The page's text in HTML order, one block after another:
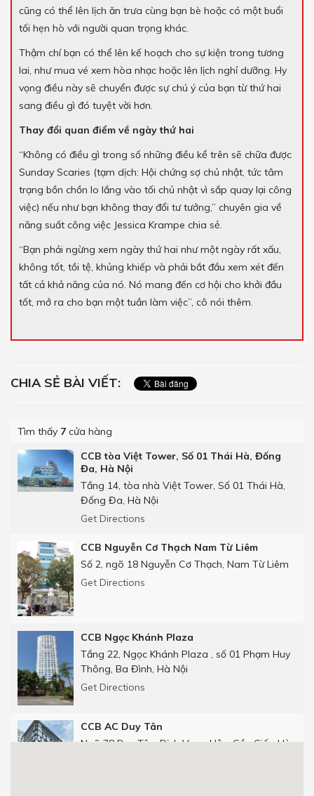
cũng có thể lên lịch ăn trưa cùng bạn bè hoặc có một buổi
tối hẹn hò với người quan trọng khác.
Thậm chí bạn có thể lên kế hoạch cho sự kiện trong tương
lai, như mua vé xem hòa nhạc hoặc lên lịch nghỉ dưỡng. Hy
vọng điều này sẽ chuyển được sự chú ý của bạn từ thứ hai
sang điều gì đó tuyệt vời hơn.
Thay đổi quan điểm về ngày thứ hai
“Không có điều gì trong số những điều kể trên sẽ chữa được
Sunday Scaries (tạm dịch: Hội chứng sợ chủ nhật, tức tâm
trạng bồn chồn lo lắng vào tối chủ nhật vì sắp quay lại công
việc) nếu như bạn không thay đổi tư tưởng,” chuyên gia về
năng suất công việc Jessica Krampe chia sẻ.
“Bạn phải ngừng xem ngày thứ hai như một ngày rất xấu,
không tốt, tồi tệ, khủng khiếp và phải bắt đầu xem xét đến
tất cả khả năng của nó. Nó mang đến cơ hội cho khởi đầu
tốt, mở ra cho bạn một tuần làm việc”, cô nói thêm.
CHIA SẺ BÀI VIẾT:
Tìm thấy 7 cửa hàng
CCB tòa Việt Tower, Số 01 Thái Hà, Đống
Đa, Hà Nội
Tầng 14, tòa nhà Việt Tower, Số 01 Thái Hà,
Đống Đa, Hà Nội
Get Directions
CCB Nguyễn Cơ Thạch Nam Từ Liêm
Số 2, ngõ 18 Nguyễn Cơ Thạch, Nam Từ Liêm
Get Directions
CCB Ngọc Khánh Plaza
Tầng 22, Ngọc Khánh Plaza , số 01 Phạm Huy
Thông, Ba Đình, Hà Nội
Get Directions
CCB AC Duy Tân
Ngõ 78 Duy Tân, Dịch Vọng Hậu, Cầu Giấy, Hà